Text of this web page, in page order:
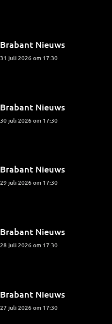
Brabant Nieuws
31 juli 2026 om 17:30
Brabant Nieuws
30 juli 2026 om 17:30
Brabant Nieuws
29 juli 2026 om 17:30
Brabant Nieuws
28 juli 2026 om 17:30
Brabant Nieuws
27 juli 2026 om 17:30